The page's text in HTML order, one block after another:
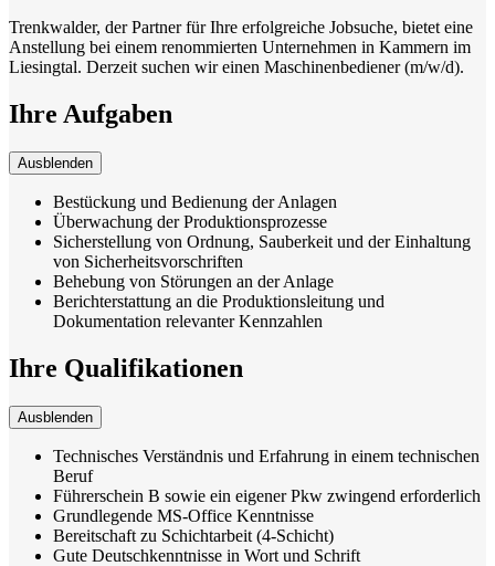
Trenkwalder, der Partner für Ihre erfolgreiche Jobsuche, bietet eine
Anstellung bei einem renommierten Unternehmen in Kammern im
Liesingtal. Derzeit suchen wir einen Maschinenbediener (m/w/d).
Ihre Aufgaben
Ausblenden
Bestückung und Bedienung der Anlagen
Überwachung der Produktionsprozesse
Sicherstellung von Ordnung, Sauberkeit und der Einhaltung
von Sicherheitsvorschriften
Behebung von Störungen an der Anlage
Berichterstattung an die Produktionsleitung und
Dokumentation relevanter Kennzahlen
Ihre Qualifikationen
Ausblenden
Technisches Verständnis und Erfahrung in einem technischen
Beruf
Führerschein B sowie ein eigener Pkw zwingend erforderlich
Grundlegende MS-Office Kenntnisse
Bereitschaft zu Schichtarbeit (4-Schicht)
Gute Deutschkenntnisse in Wort und Schrift